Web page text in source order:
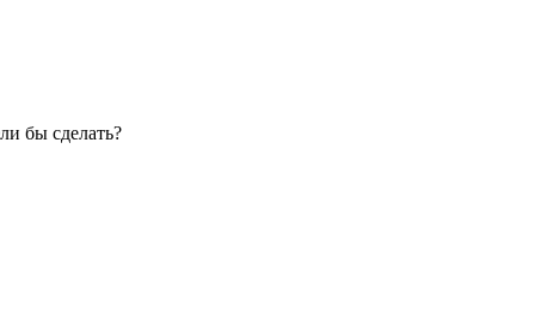
бы сделать?